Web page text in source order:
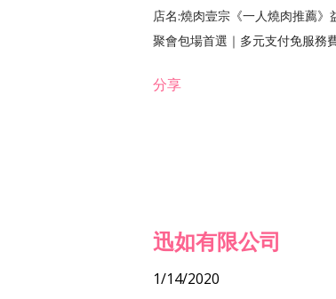
店名:燒肉壹宗《一人燒肉推薦
聚會包場首選｜多元支付免服務
分享
迅如有限公司
1/14/2020